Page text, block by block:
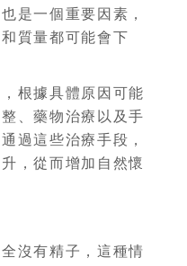
是一個重要因素，
質量都可能會下
根據具體原因可能
、藥物治療以及手
過這些治療手段，
，從而增加自然懷
沒有精子，這種情